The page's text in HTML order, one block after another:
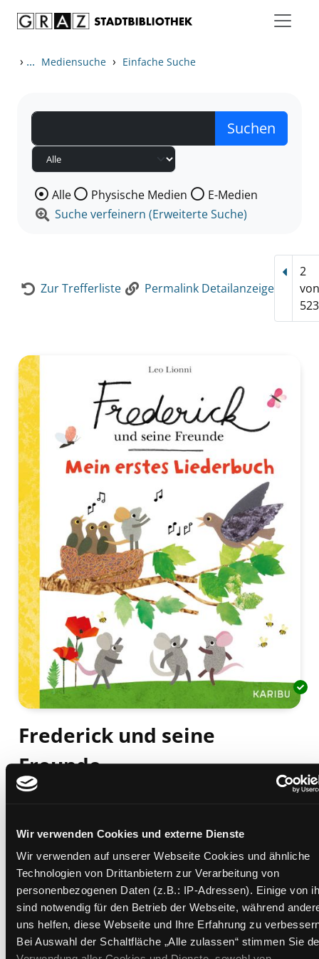
Wir verwenden Cookies und externe Dienste
Wir verwenden auf unserer Webseite Cookies und ähnliche
Technologien von Drittanbietern zur Verarbeitung von
personenbezogenen Daten (z.B.: IP-Adressen). Einige von
sind notwendig für den Betrieb der Webseite, während
uns helfen, diese Webseite und Ihre Erfahrung zu
Bei Auswahl der Schaltfläche „Alle zulassen“ stimmen Sie
› ... Mediensuche › Einfache Suche
Wählen Sie die Medienart nach der Sie suchen wollen.
Alle Physische Medien
E-Medien
Suche verfeinern (Erweiterte Suche)
Zur Trefferliste Permalink Detailanzeige
2
von
523
Frederick und seine
Freunde
mein erstes Liederbuch
Beschreibung ein-/ausblenden
Mehr Informationen ein-/ausblenden
Exemplare